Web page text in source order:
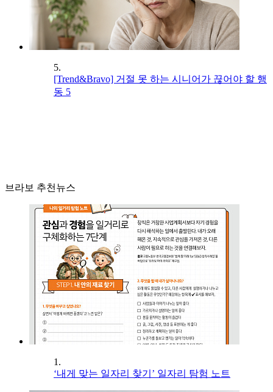
5.
[Trend&Bravo] 거절 못 하는 시니어가 끊어야 할 행
동 5
브라보 추천뉴스
1.
‘내게 맞는 일자리 찾기’ 일자리 탐험 노트